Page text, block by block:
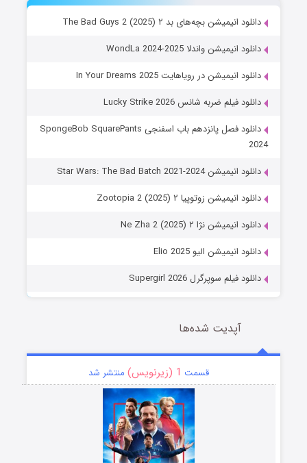
دانلود انیمیشن بچه‌های بد ۲ The Bad Guys 2 (2025)
دانلود انیمیشن واندلا WondLa 2024-2025
دانلود انیمیشن در رویاهایت In Your Dreams 2025
دانلود فیلم ضربه شانس Lucky Strike 2026
دانلود فصل پانزدهم باب اسفنجی SpongeBob SquarePants
2024
دانلود انیمیشن Star Wars: The Bad Batch 2021-2024
دانلود انیمیشن زوتوپیا ۲ Zootopia 2 (2025)
دانلود انیمیشن نژا ۲ Ne Zha 2 (2025)
دانلود انیمیشن الیو Elio 2025
دانلود فیلم سوپرگرل Supergirl 2026
آپدیت شده‌ها
قسمت 1 (زیرنویس) منتشر شد